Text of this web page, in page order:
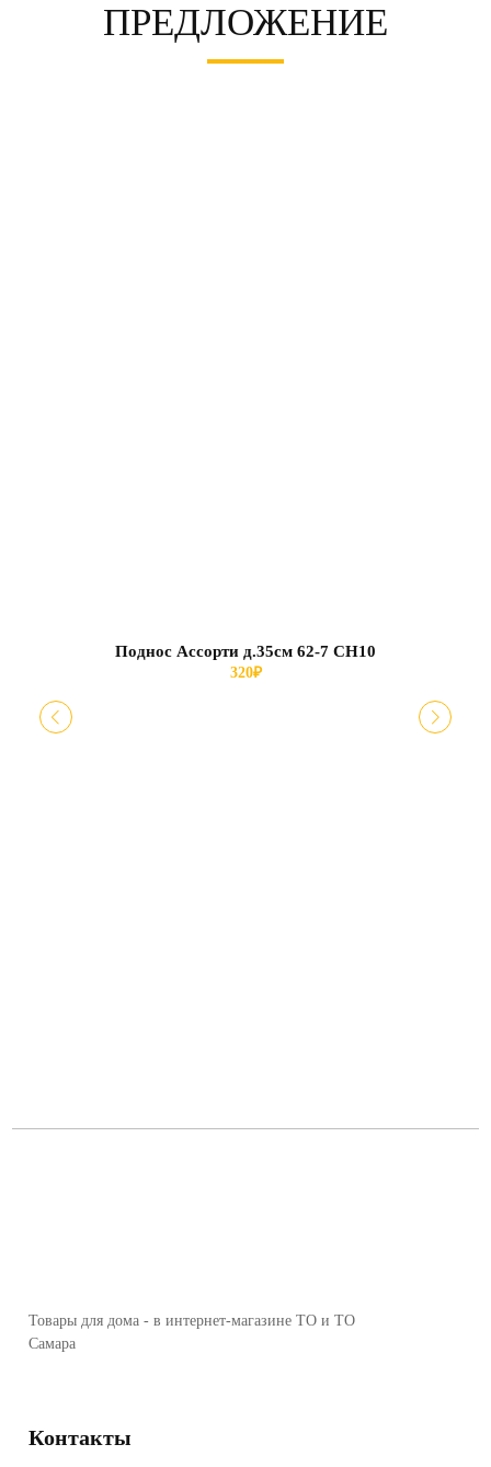
ПРЕДЛОЖЕНИЕ
Поднос Ассорти д.35см 62-7 СН10
320₽
Товары для дома - в интернет-магазине ТО и ТО
Самара
Контакты